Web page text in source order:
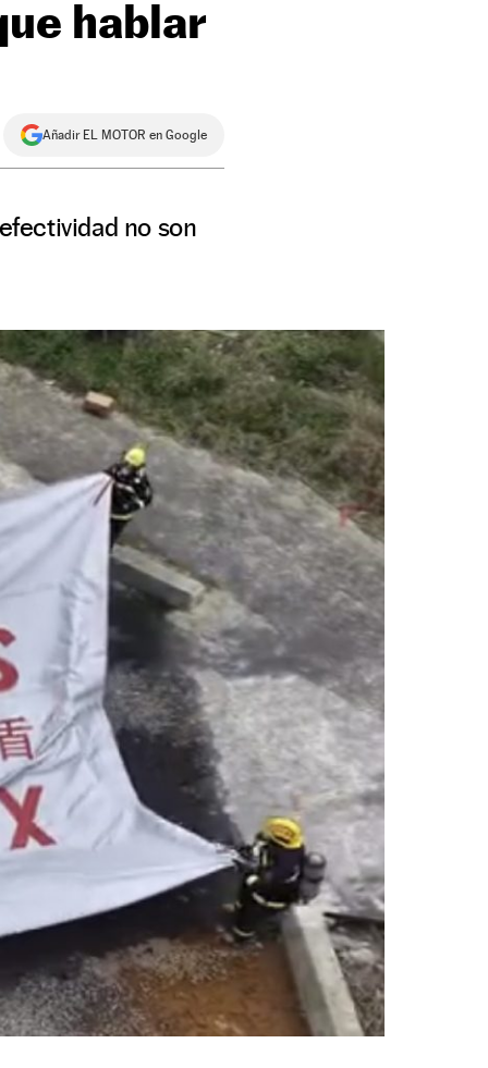
hablar
Añadir EL MOTOR en Google
no son